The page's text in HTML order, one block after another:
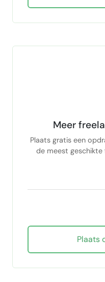
Meer
Plaats gratis een
de meest geschikte
Plaats